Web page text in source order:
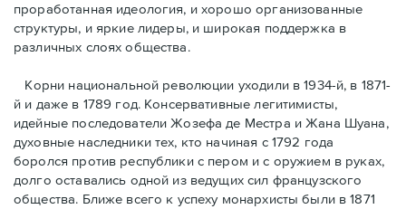
проработанная идеология, и хорошо организованные
структуры, и яркие лидеры, и широкая поддержка в
различных слоях общества.
Корни национальной революции уходили в 1934-й, в 1871-
й и даже в 1789 год. Консервативные легитимисты,
идейные последователи Жозефа де Местра и Жана Шуана,
духовные наследники тех, кто начиная с 1792 года
боролся против республики с пером и с оружием в руках,
долго оставались одной из ведущих сил французского
общества. Ближе всего к успеху монархисты были в 1871